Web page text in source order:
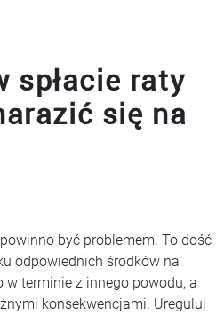
spłacie raty
się na
być problemem. To dość
odpowiednich środków na
w terminie z innego powodu, a
konsekwencjami. Ureguluj